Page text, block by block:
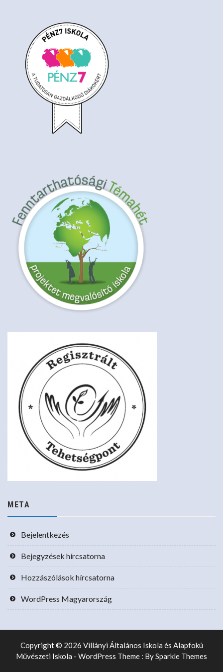
META
Bejelentkezés
Bejegyzések hírcsatorna
Hozzászólások hírcsatorna
WordPress Magyarország
Copyright © 2026 Villányi Általános Iskola és Alapfokú
Művészeti Iskola - WordPress Theme : BySparkle Themes